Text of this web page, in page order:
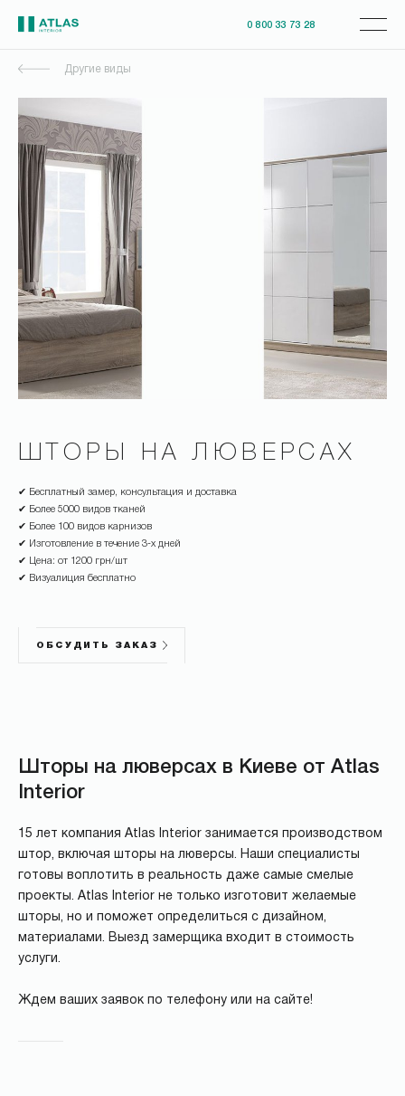
0 800 33 73 28
Другие виды
ШТОРЫ НА ЛЮВЕРСАХ
✔ Бесплатный замер, консультация и доставка
✔ Более 5000 видов тканей
✔ Более 100 видов карнизов
✔ Изготовление в течение 3-х дней
✔ Цена: от 1200 грн/шт
✔ Визуалиция бесплатно
ОБСУДИТЬ ЗАКАЗ
Шторы на люверсах в Киеве от Atlas
Interior
15 лет компания Atlas Interior занимается производством
штор, включая шторы на люверсы. Наши специалисты
готовы воплотить в реальность даже самые смелые
проекты. Atlas Interior не только изготовит желаемые
шторы, но и поможет определиться с дизайном,
материалами. Выезд замерщика входит в стоимость
услуги.
Ждем ваших заявок по телефону или на сайте!